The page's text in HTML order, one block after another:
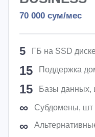
70 000 сум/мес
5 ГБ на SSD диске
15 Поддержка
15 Базы данных,
∞ Субдомены, шт
∞